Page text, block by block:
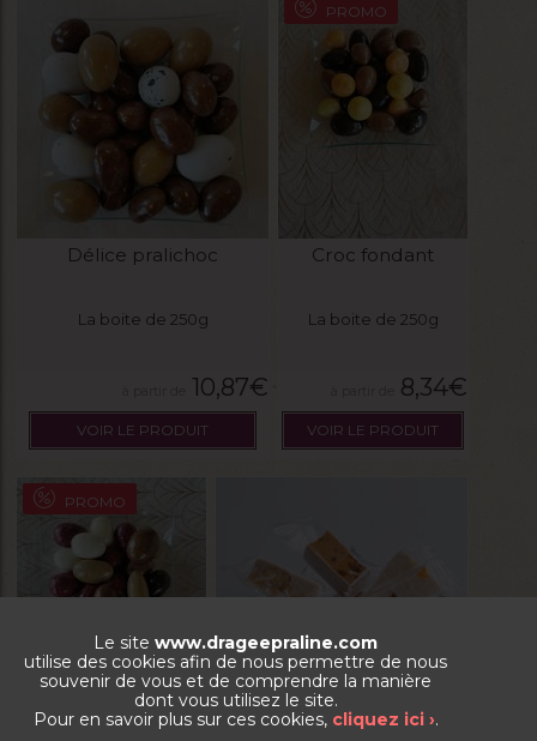
Délice pralichoc
La boite de 250g
10,87€
VOIR LE PRODUIT
PROMO
Croc fondant
La boite de 250g
8,34€
VOIR LE PRODUIT
PROMO
Le site www.drageepraline.com
utilise des cookies afin de nous permettre de nous
souvenir de vous et de comprendre la manière
dont vous utilisez le site.
Pour en savoir plus sur ces cookies, cliquez ici ›.